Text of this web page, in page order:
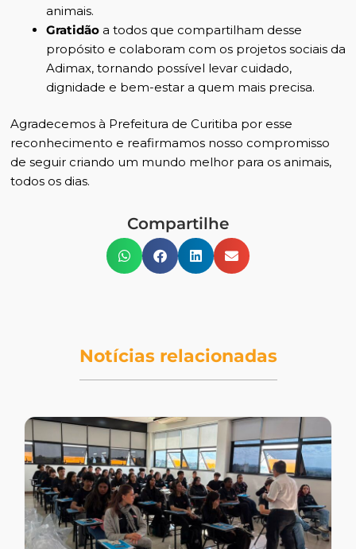
animais.
Gratidão a todos que compartilham desse
propósito e colaboram com os projetos sociais da
Adimax, tornando possível levar cuidado,
dignidade e bem-estar a quem mais precisa.
Agradecemos à Prefeitura de Curitiba por esse
reconhecimento e reafirmamos nosso compromisso
de seguir criando um mundo melhor para os animais,
todos os dias.
Compartilhe
Notícias relacionadas